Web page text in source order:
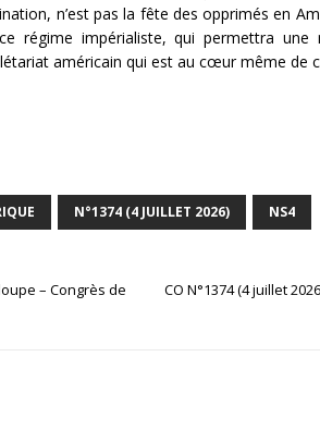
n’est pas la fête des opprimés en
régime impérialiste, qui permettra une
américain qui est au cœur même de
N°1374 (4 JUILLET 2026) NS4
– Congrès de
CO N°1374 (4 juillet